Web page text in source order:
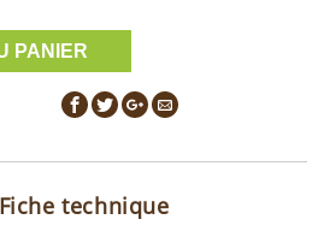
Fiche technique